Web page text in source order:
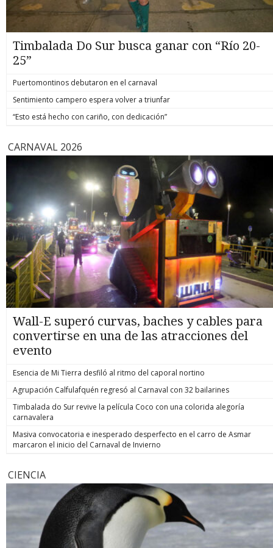
Timbalada Do Sur busca ganar con “Río 20-
25”
Puertomontinos debutaron en el carnaval
Sentimiento campero espera volver a triunfar
“Esto está hecho con cariño, con dedicación”
CARNAVAL 2026
Wall-E superó curvas, baches y cables para
convertirse en una de las atracciones del
evento
Esencia de Mi Tierra desfiló al ritmo del caporal nortino
Agrupación Calfulafquén regresó al Carnaval con 32 bailarines
Timbalada do Sur revive la película Coco con una colorida alegoría
carnavalera
Masiva convocatoria e inesperado desperfecto en el carro de Asmar
marcaron el inicio del Carnaval de Invierno
CIENCIA